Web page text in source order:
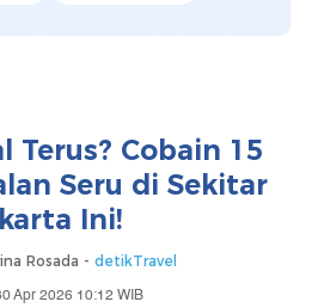
Terus? Cobain 15
Seru di Sekitar
Ini!
Rosada - detikTravel
Apr 2026 10:12 WIB